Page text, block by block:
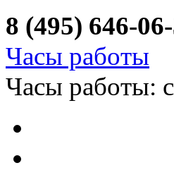
8 (495) 646-
Часы работы
Часы работы: